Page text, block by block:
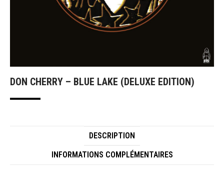
DON CHERRY – BLUE LAKE (DELUXE EDITION)
DESCRIPTION
INFORMATIONS COMPLÉMENTAIRES